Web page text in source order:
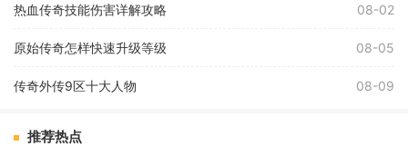
热血传奇技能伤害详解攻略 08-02
原始传奇怎样快速升级等级 08-05
传奇外传9区十大人物 08-09
推荐热点